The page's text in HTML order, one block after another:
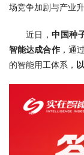
场竞争加剧与产业
近日，中国种
智能达成合作，通
的智能用工体系，